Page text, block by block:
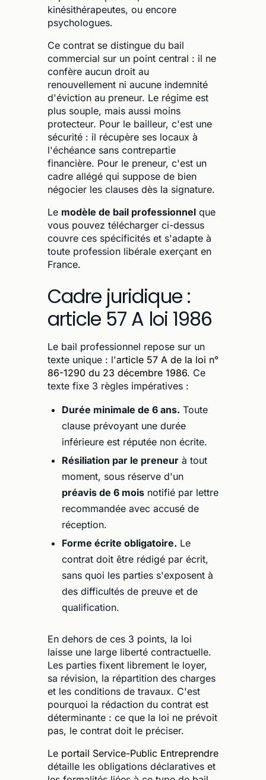
kinésithérapeutes, ou encore
psychologues.
Ce contrat se distingue du bail
commercial sur un point central : il ne
confère aucun droit au
renouvellement ni aucune indemnité
d'éviction au preneur. Le régime est
plus souple, mais aussi moins
protecteur. Pour le bailleur, c'est une
sécurité : il récupère ses locaux à
l'échéance sans contrepartie
financière. Pour le preneur, c'est un
cadre allégé qui suppose de bien
négocier les clauses dès la signature.
Le modèle de bail professionnel que
vous pouvez télécharger ci-dessus
couvre ces spécificités et s'adapte à
toute profession libérale exerçant en
France.
Cadre juridique :
article 57 A loi 1986
Le bail professionnel repose sur un
texte unique : l'article 57 A de la loi n°
86-1290 du 23 décembre 1986. Ce
texte fixe 3 règles impératives :
Durée minimale de 6 ans. Toute
clause prévoyant une durée
inférieure est réputée non écrite.
Résiliation par le preneur à tout
moment, sous réserve d'un
préavis de 6 mois notifié par lettre
recommandée avec accusé de
réception.
Forme écrite obligatoire. Le
contrat doit être rédigé par écrit,
sans quoi les parties s'exposent à
des difficultés de preuve et de
qualification.
En dehors de ces 3 points, la loi
laisse une large liberté contractuelle.
Les parties fixent librement le loyer,
sa révision, la répartition des charges
et les conditions de travaux. C'est
pourquoi la rédaction du contrat est
déterminante : ce que la loi ne prévoit
pas, le contrat doit le préciser.
Le portail Service-Public Entreprendre
détaille les obligations déclaratives et